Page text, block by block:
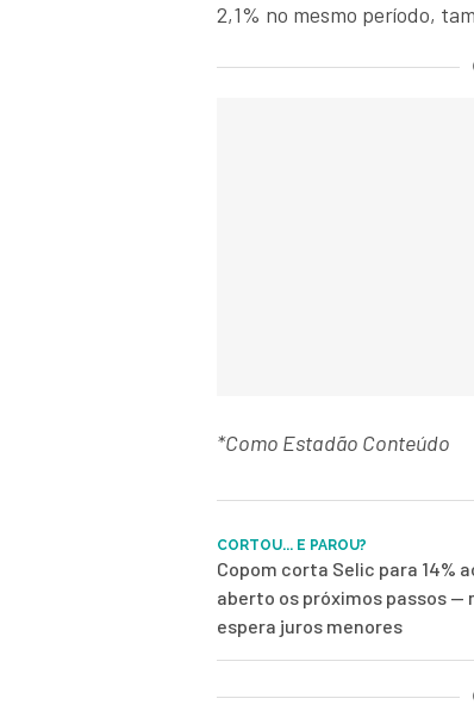
2,1% no mesmo período,
*Como Estadão Conteúdo
CORTOU... E PAROU?
Copom corta Selic para 14%
aberto os próximos passos —
espera juros menores